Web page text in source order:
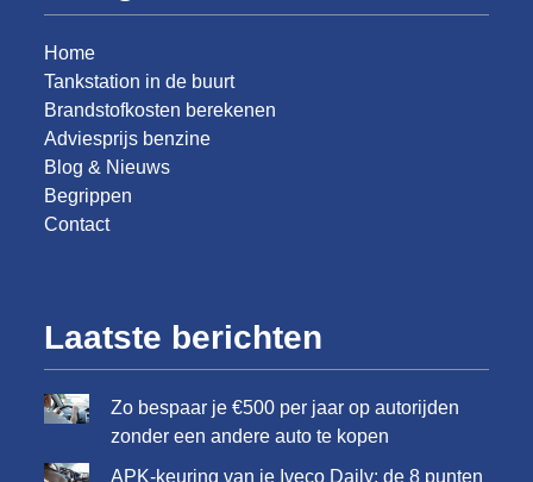
Home
Tankstation in de buurt
Brandstofkosten berekenen
Adviesprijs benzine
Blog & Nieuws
Begrippen
Contact
Laatste berichten
Zo bespaar je €500 per jaar op autorijden
zonder een andere auto te kopen
APK-keuring van je Iveco Daily: de 8 punten